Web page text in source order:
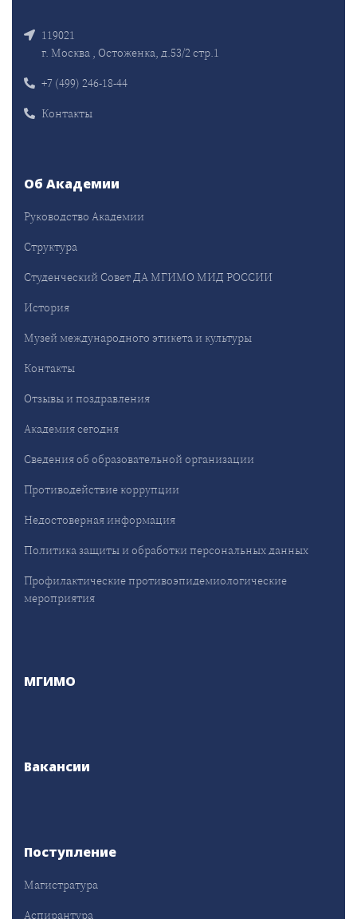
119021
г. Москва , Остоженка, д.53/2 стр.1
+7 (499) 246-18-44
Контакты
Об Академии
Руководство Академии
Структура
Студенческий Совет ДА МГИМО МИД РОССИИ
История
Музей международного этикета и культуры
Контакты
Отзывы и поздравления
Академия сегодня
Сведения об образовательной организации
Противодействие коррупции
Недостоверная информация
Политика защиты и обработки персональных данных
Профилактические противоэпидемиологические
мероприятия
МГИМО
Вакансии
Поступление
Магистратура
Аспирантура